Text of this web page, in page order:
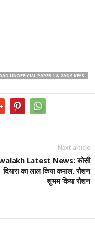
UNOFFICIAL PAPER 1 & 2 ANS KEYS
Next article
Latest News: कोसी
दियारा का लाल किया कमाल, रौशन
शुभम किया रौशन